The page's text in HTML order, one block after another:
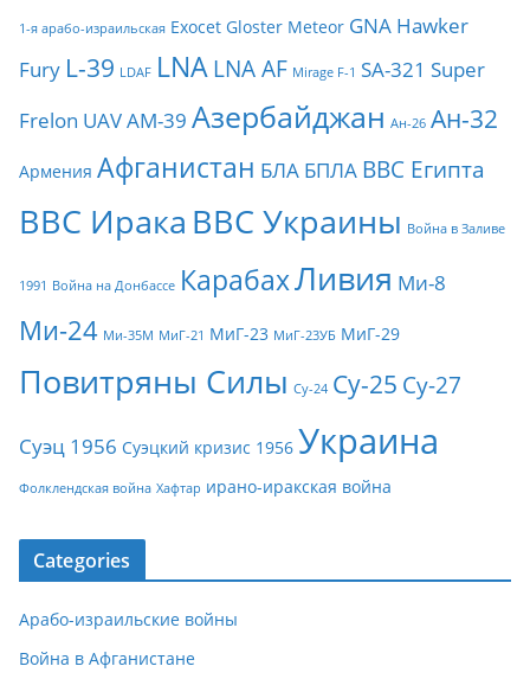
1-я арабо-израильская Exocet Gloster Meteor GNA Hawker
Fury L-39 LDAF LNA LNA AF Mirage F-1 SA-321 Super
Frelon UAVАМ-39 Азербайджан Ан-26 Ан-32
Армения Афганистан БЛА БПЛА ВВС Египта
ВВС Ирака ВВС Украины Война в Заливе
1991 Война на Донбассе КарабахЛивия Ми-8
Ми-24 Ми-35М МиГ-21 МиГ-23 МиГ-23УБ МиГ-29
Повитряны Силы Су-24 Су-25 Су-27
Суэц 1956 Суэцкий кризис 1956 Украина
Фолклендская война Хафтар ирано-иракская война
Categories
Арабо-израильские войны
Война в Афганистане